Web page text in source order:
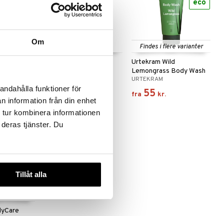
Om
funktioner för
information från din enhet
kombinera informationen
tjänster. Du
Tillåt alla
55
Findes i flere varianter
Urtekram Wild
Lemongrass Body Wash
URTEKRAM
fra 55 kr.
eco